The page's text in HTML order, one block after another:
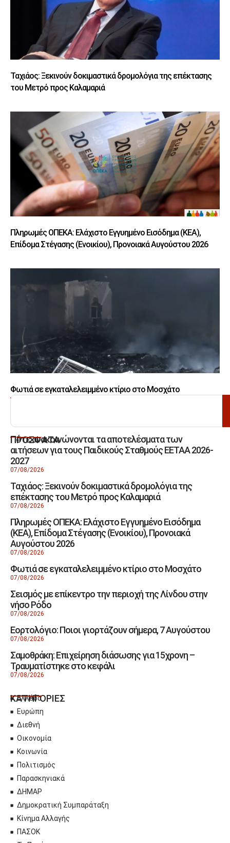
Ταχιάος: Ξεκινούν δοκιμαστικά δρομολόγια της επέκτασης
του Μετρό προς Καλαμαριά
Πληρωμές ΟΠΕΚΑ: Ελάχιστο Εγγυημένο Εισόδημα (ΚΕΑ),
Επίδομα Στέγασης (Ενοικίου), Προνοιακά Αυγούστου 2026
Φωτιά σε εγκαταλελειμμένο κτίριο στο Μοσχάτο
ΑΝΑΖΗΤΗΣΗ
ΠΡΟΣΦΑΤΑ
Πότε ανακοινώνονται τα αποτελέσματα των
αιτήσεων για τους Παιδικούς Σταθμούς ΕΕΤΑΑ 2026-
2027
07/08/2026
Ταχιάος: Ξεκινούν δοκιμαστικά δρομολόγια της
επέκτασης του Μετρό προς Καλαμαριά
07/08/2026
Πληρωμές ΟΠΕΚΑ: Ελάχιστο Εγγυημένο Εισόδημα
(ΚΕΑ), Επίδομα Στέγασης (Ενοικίου), Προνοιακά
Αυγούστου 2026
07/08/2026
Φωτιά σε εγκαταλελειμμένο κτίριο στο Μοσχάτο
07/08/2026
Σεισμός με επίκεντρο την περιοχή της Λίνδου στην
νήσο Ρόδο
07/08/2026
Εορτολόγιο: Ποιοι γιορτάζουν σήμερα, 7 Αυγούστου
07/08/2026
Σαμοθράκη: Επιχείρηση διάσωσης για 15χρονη –
Τραυματίστηκε στο κεφάλι
07/08/2026
ΚΑΤΗΓΟΡΙΕΣ
Ελλάδα
Ευρώπη
Διεθνή
Οικονομία
Κοινωνία
Πολιτισμός
Παρασκηνιακά
ΔΗΜΑΡ
Δημοκρατική Συμπαράταξη
Κίνημα Αλλαγής
ΠΑΣΟΚ